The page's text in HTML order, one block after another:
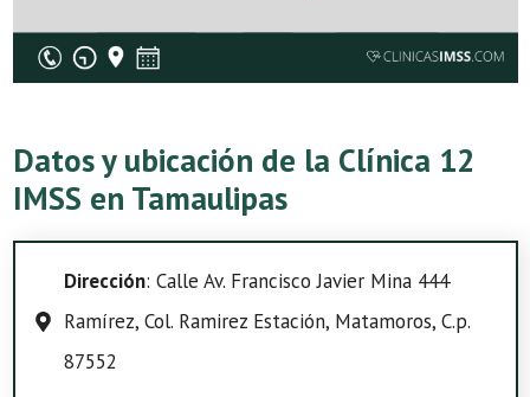
Datos y ubicación de la Clínica 12
IMSS en Tamaulipas
Dirección: Calle Av. Francisco Javier Mina 444
Ramírez, Col. Ramirez Estación, Matamoros, C.p.
87552